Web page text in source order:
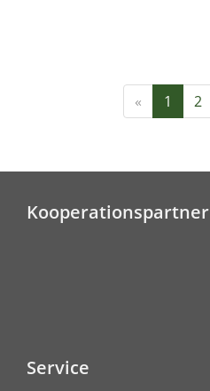
« 1 2
Kooperationspartner
Service